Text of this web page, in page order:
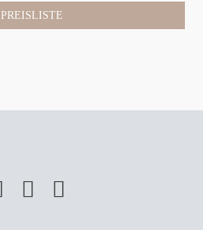
PREISLISTE